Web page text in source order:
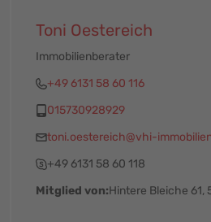
Toni Oestereich
Immobilienberater
+49 6131 58 60 116
015730928929
toni.oestereich@vhi-
+49 6131 58 60 118
Mitglied von:Hintere Bleiche 61,